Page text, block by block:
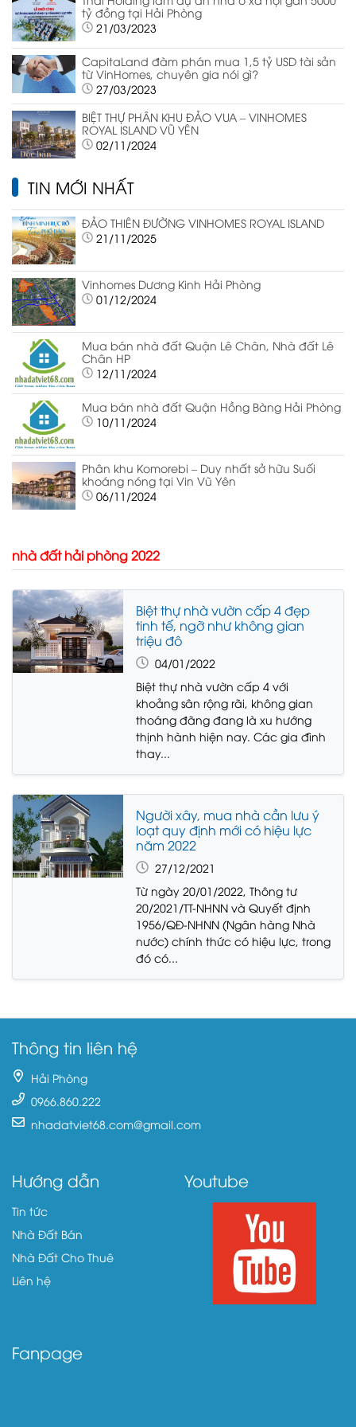
tỷ đồng tại Hải Phòng
21/03/2023
CapitaLand đàm phán mua 1,5 tỷ USD tài sản
từ VinHomes, chuyên gia nói gì?
27/03/2023
BIỆT THỰ PHÂN KHU ĐẢO VUA – VINHOMES
ROYAL ISLAND VŨ YÊN
02/11/2024
TIN MỚI NHẤT
ĐẢO THIÊN ĐƯỜNG VINHOMES ROYAL ISLAND
21/11/2025
Vinhomes Dương Kinh Hải Phòng
01/12/2024
Mua bán nhà đất Quận Lê Chân, Nhà đất Lê
Chân HP
12/11/2024
Mua bán nhà đất Quận Hồng Bàng Hải Phòng
10/11/2024
Phân khu Komorebi – Duy nhất sở hữu Suối
khoáng nóng tại Vin Vũ Yên
06/11/2024
nhà đất hải phòng 2022
Biệt thự nhà vườn cấp 4 đẹp
tinh tế, ngỡ như không gian
triệu đô
04/01/2022
Biệt thự nhà vườn cấp 4 với
khoảng sân rộng rãi, không gian
thoáng đãng đang là xu hướng
thịnh hành hiện nay. Các gia đình
thay...
Người xây, mua nhà cần lưu ý
loạt quy định mới có hiệu lực
năm 2022
27/12/2021
Từ ngày 20/01/2022, Thông tư
20/2021/TT-NHNN và Quyết định
1956/QĐ-NHNN (Ngân hàng Nhà
nước) chính thức có hiệu lực, trong
đó có...
Thông tin liên hệ
Hải Phòng
0966.860.222
nhadatviet68.com@gmail.com
Hướng dẫn
Tin tức
Nhà Đất Bán
Nhà Đất Cho Thuê
Liên hệ
Youtube
Fanpage